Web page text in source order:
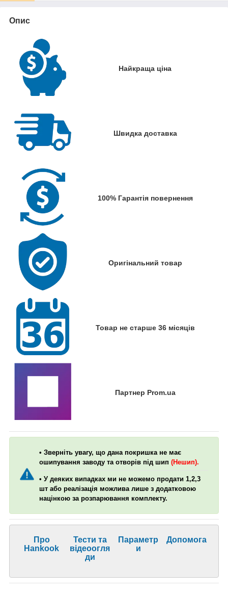
Опис
Найкраща ціна
Швидка доставка
100% Гарантія повернення
Оригінальний товар
Товар не старше 36 місяців
Партнер Prom.ua
• Зверніть увагу, що дана покришка не має
ошипування заводу та отворів під шип (Нешип).
• У деяких випадках ми не можемо продати 1,2,3
шт або реалізація можлива лише з додатковою
націнкою за розпарювання комплекту.
Про
Hankook
Тести та
відеоогля
ди
Параметр
и
Допомога